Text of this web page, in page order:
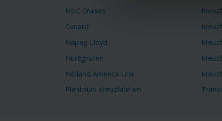
MSC Cruises
Cunard
Hapag Lloyd
Hurtigruten
Holland America Line
Plantours Kreuzfahrten